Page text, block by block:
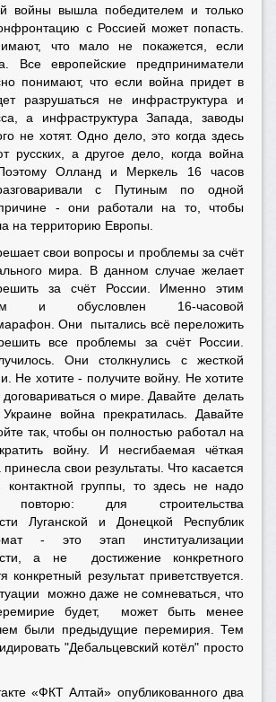
войны вышла победителем и только
с Россией может попасть.
что мало не покажется, если
Все европейские предприниматели
понимают, что если война придет в
разрушаться не инфраструктура и
а инфраструктура Запада, заводы
не хотят. Одно дело, это когда здесь
русских, а другое дело, когда война
Олланд и Меркель 16 часов
с Путиным по одной
- они работали на то, чтобы
на территорию Европы.
свои вопросы и проблемы за счёт
мира. В данном случае желает
за счёт России. Именно этим
и обусловлен 16-часовой
Они пытались всё переложить
все проблемы за счёт России.
Они столкнулись с жесткой
Не хотите - получите войну. Не хотите
договариваться о мире. Давайте делать
война прекратилась. Давайте
так, чтобы он полностью работал на
войну. И несгибаемая чёткая
свои результаты. Что касается
контактной группы, то здесь не надо
повторю: для строительства
Луганской и Донецкой Республик
- это этап институализации
а не достижение конкретного
конкретный результат приветствуется.
можно даже не сомневаться, что
будет, может быть менее
были предыдущие перемирия. Тем
"Дебальцевский котёл" просто
«ФКТ Алтай» опубликованного два